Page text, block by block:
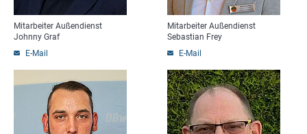
Mitarbeiter Außendienst
Johnny Graf
E-Mail
Mitarbeiter Außendienst
Sebastian Frey
E-Mail